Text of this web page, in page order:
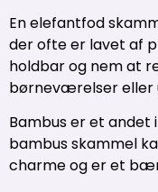
En elefantfod
der ofte er lavet af
holdbar og nem at
børneværelser eller
Bambus er et andet
bambus skammel
charme og er et